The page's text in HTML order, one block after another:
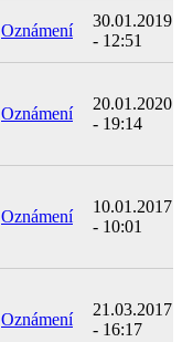
Oznámení
30.01.2019
- 12:51
Oznámení
20.01.2020
- 19:14
Oznámení
10.01.2017
- 10:01
Oznámení
21.03.2017
- 16:17